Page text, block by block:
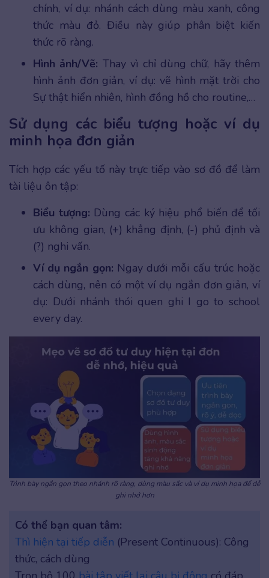
chính, ví dụ: nhánh cách dùng màu xanh, công
thức màu đỏ. Điều này giúp phân biệt kiến
thức rõ ràng.
Hình ảnh/Vẽ: Thay vì chỉ dùng chữ, hãy thêm
hình ảnh đơn giản, ví dụ: vẽ hình mặt trời cho
Sự thật hiển nhiên, hình đồng hồ cho routine,…
Sử dụng các biểu tượng hoặc ví dụ
minh họa đơn giản
Tích hợp các yếu tố này trực tiếp vào sơ đồ để làm
tài liệu ôn tập:
Biểu tượng: Dùng các ký hiệu phổ biến để tối
ưu không gian, (+) khẳng định, (-) phủ định và
(?) nghi vấn.
Ví dụ ngắn gọn: Ngay dưới mỗi cấu trúc hoặc
cách dùng, nên có một ví dụ ngắn đơn giản, ví
dụ: Dưới nhánh thói quen ghi I go to school
every day.
Trình bày ngắn gọn theo nhánh rõ ràng, dùng màu sắc và ví dụ minh họa để dễ
ghi nhớ hơn
Có thể bạn quan tâm:
Thì hiện tại tiếp diễn (Present Continuous): Công
thức, cách dùng